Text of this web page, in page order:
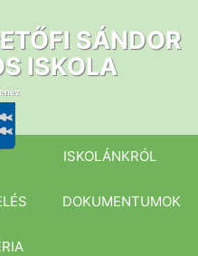
SÁNDOR
ISKOLA
ISKOLÁNKRÓL
DOKUMENTUMOK